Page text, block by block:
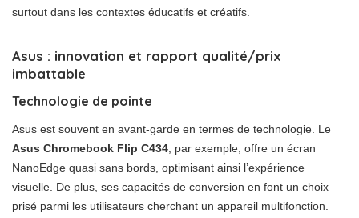
surtout dans les contextes éducatifs et créatifs.
Asus : innovation et rapport qualité/prix
imbattable
Technologie de pointe
Asus est souvent en avant-garde en termes de technologie. Le
Asus Chromebook Flip C434 , par exemple, offre un écran
NanoEdge quasi sans bords, optimisant ainsi l’expérience
visuelle. De plus, ses capacités de conversion en font un choix
prisé parmi les utilisateurs cherchant un appareil multifonction.